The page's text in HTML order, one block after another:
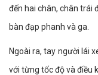
đến hai chân, chân trái
bàn đạp phanh và ga.
Ngoài ra, tay người lái
với từng tốc độ và điều